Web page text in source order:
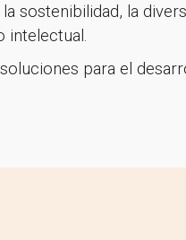
sostenibilidad, la
intelectual.
para el